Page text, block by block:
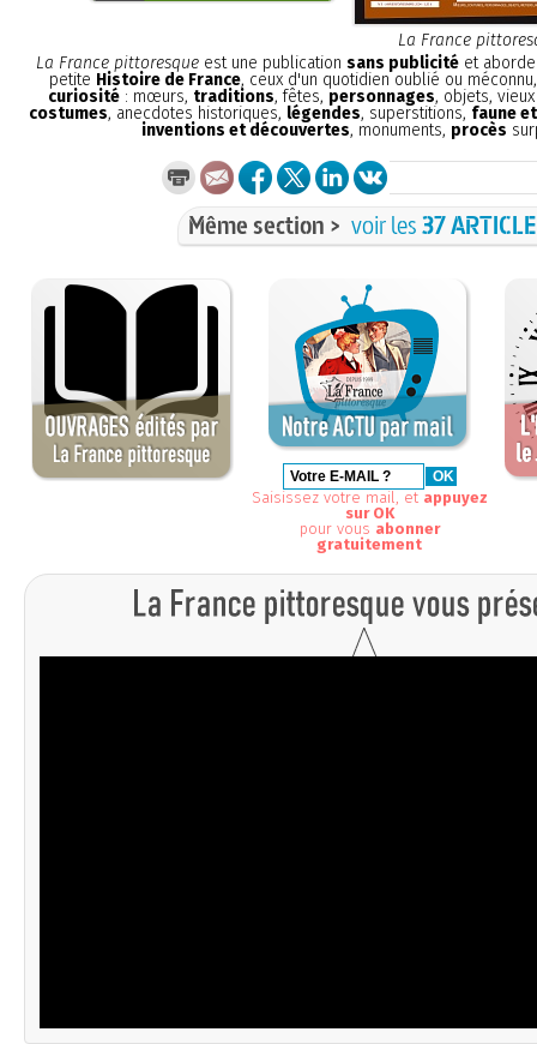
La France
La France pittoresqueest une publication sans publicitéet aborde
petite Histoire de France, ceux d'un quotidien oublié ou
curiosité : mœurs, traditions, fêtes, personnages, objets,
costumes, anecdotes historiques, légendes, superstitions, faune
inventions et découvertes, monuments, procès
Même section > voir les37
Saisissez votre mail, et appuyez
sur OK
pour vous abonner
gratuitement